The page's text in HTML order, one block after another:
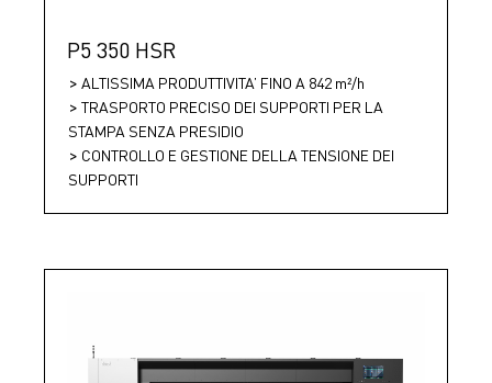
P5 350 HSR
ALTISSIMA PRODUTTIVITA’ FINO A 842 m²/h
TRASPORTO PRECISO DEI SUPPORTI PER LA
STAMPA SENZA PRESIDIO
CONTROLLO E GESTIONE DELLA TENSIONE DEI
SUPPORTI